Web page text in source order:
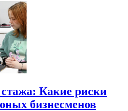
Какие риски
бизнесменов